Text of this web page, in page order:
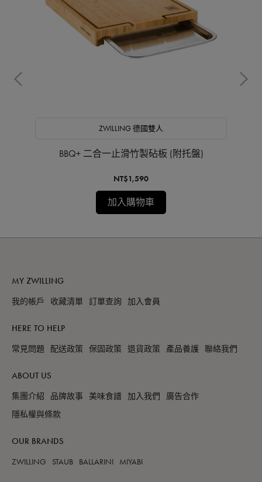
ZWILLING 德國雙人
BBQ+ 二合一止滑竹製砧板 (附托盤)
NT$1,590
加入購物車
MY ZWILLING
我的帳戶 收藏清單 訂單查詢 加入會員
HERE TO HELP
常見問題 配送政策 保固政策 退貨政策 產品養護 聯絡我們
ABOUT US
集團介紹 品牌故事 美味食譜 加入我們
廣告合作
隱私權與條款
OUR BRANDS
ZWILLING STAUB BALLARINI MIYABI